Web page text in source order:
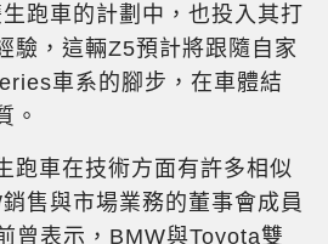
跑車的計劃中，也投入其打
驗，這輛Z5預計將跟隨自家
車系的腳步，在車體結
。
跑車在技術方面有許多相似
售與市場業務的董事會成員
曾表示，BMW與Toyota雙